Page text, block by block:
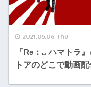
2021.05.06 Thu
『Re：␣ ハマトラ
トアのどこで動画